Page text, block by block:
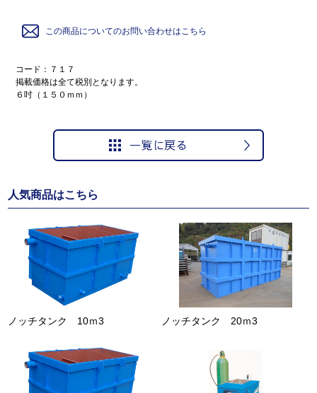
この商品についてのお問い合わせはこちら
コード：７１７
掲載価格は全て税別となります。
６吋（１５０ｍｍ）
人気商品はこちら
ノッチタンク 10ｍ3 ノッチタンク 20ｍ3